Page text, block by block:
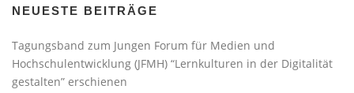
NEUESTE BEITRÄGE
Tagungsband zum Jungen Forum für Medien und
Hochschulentwicklung (JFMH) “Lernkulturen in der Digitalität
gestalten” erschienen